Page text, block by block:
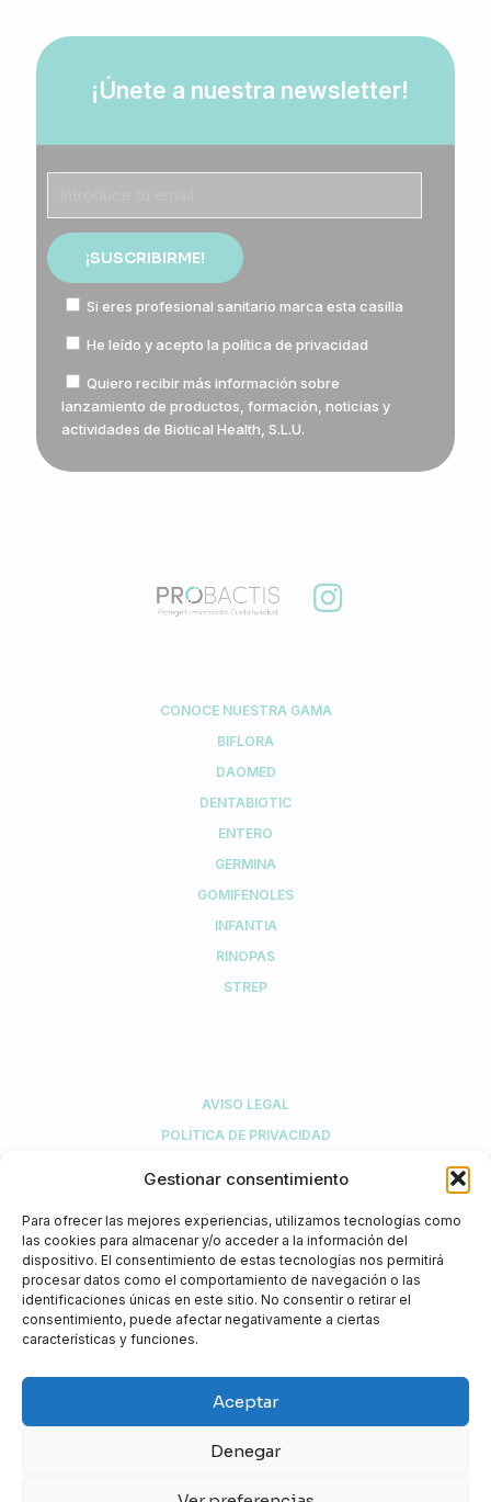
Gestionar consentimiento
Para ofrecer las mejores experiencias, utilizamos tecnologías como
las cookies para almacenar y/o acceder a la información del
dispositivo. El consentimiento de estas tecnologías nos permitirá
procesar datos como el comportamiento de navegación o las
identificaciones únicas en este sitio. No consentir o retirar el
consentimiento, puede afectar negativamente a ciertas
características y funciones.
Aceptar
Denegar
¡Únete a nuestra newsletter!
Si eres profesional sanitario marca esta casilla
He leído y acepto la política de privacidad
Quiero recibir más información sobre
lanzamiento de productos, formación, noticias y
actividades de Biotical Health, S.L.U.
CONOCE NUESTRA GAMA
BIFLORA
DAOMED
DENTABIOTIC
ENTERO
GERMINA
GOMIFENOLES
INFANTIA
RINOPAS
STREP
AVISO LEGAL
POLÍTICA DE PRIVACIDAD
MI CUENTA
¿NECESITAS AYUDA?
+34 916 774 308
Biotical Health, S.L.U.
C/ Sierra de Guadarrama, 1
Kudos Innovation Campus San Fernando